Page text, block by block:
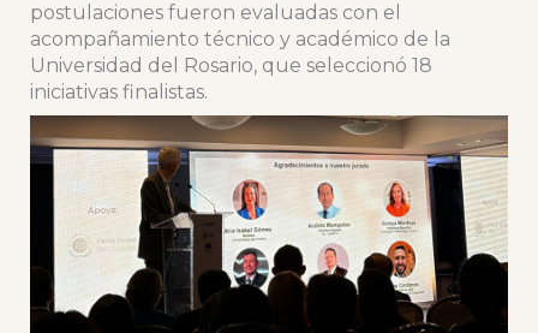
postulaciones fueron evaluadas con el
acompañamiento técnico y académico de la
Universidad del Rosario, que seleccionó 18
iniciativas finalistas.